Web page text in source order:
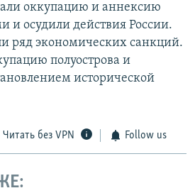
оккупацию и аннексию
осудили действия России.
ряд экономических санкций.
полуострова и
исторической
Читать без VPN Follow us